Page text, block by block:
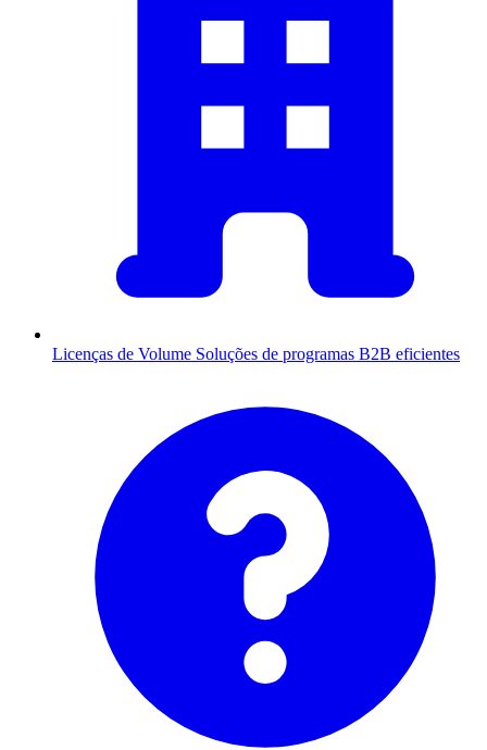
Licenças de Volume Soluções de programas B2B eficientes